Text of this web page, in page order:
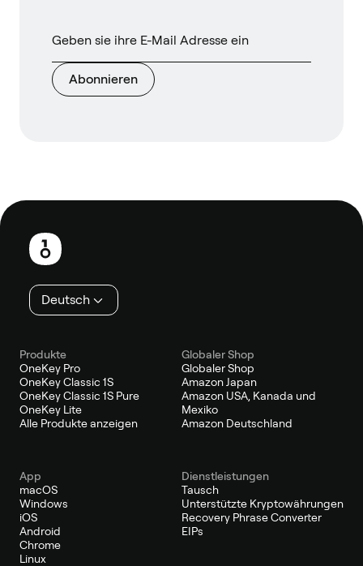
Abonnieren
Fußzeile
Deutsch
Produkte
OneKey Pro
OneKey Classic 1S
OneKey Classic 1S Pure
OneKey Lite
Alle Produkte anzeigen
Globaler Shop
Globaler Shop
Amazon Japan
Amazon USA, Kanada und
Mexiko
Amazon Deutschland
App
macOS
Windows
iOS
Android
Chrome
Linux
Dienstleistungen
Tausch
Unterstützte Kryptowährungen
Recovery Phrase Converter
EIPs